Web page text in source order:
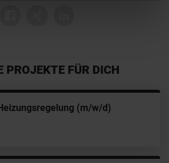
PROJEKTE FÜR DICH
(m/w/d)